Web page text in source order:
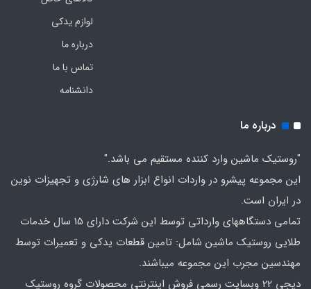
لوازم یدکی
درباره ما
تماس با ما
دانشنامه
درباره ما
"روستیک ماشین وارد کننده مستقیم می باشد."
این مجموعه پیشرو در واردات انواع ابزار های شارژی و تجهیزات نوین
در ایران است.
تمامی دستگاههای وارداتی توسط این شرکت دارای 15 سال خدمات
طلایی روستیک ماشین شامل: تامین قطعات یدکی و تعمیرات توسط
مهندسین مجرب این مجموعه میباشند.
دیجی 22 وبسایت رسمی فروش اینترنتی محصولات گروه روستیک